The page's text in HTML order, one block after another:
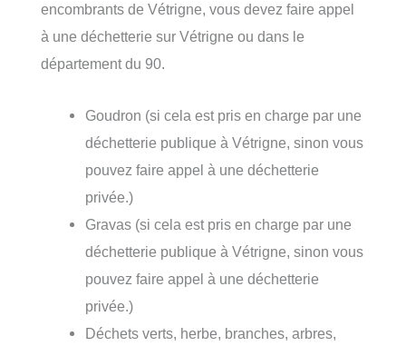
encombrants de Vétrigne, vous devez faire appel
à une déchetterie sur Vétrigne ou dans le
département du 90.
Goudron (si cela est pris en charge par une
déchetterie publique à Vétrigne, sinon vous
pouvez faire appel à une déchetterie
privée.)
Gravas (si cela est pris en charge par une
déchetterie publique à Vétrigne, sinon vous
pouvez faire appel à une déchetterie
privée.)
Déchets verts, herbe, branches, arbres,